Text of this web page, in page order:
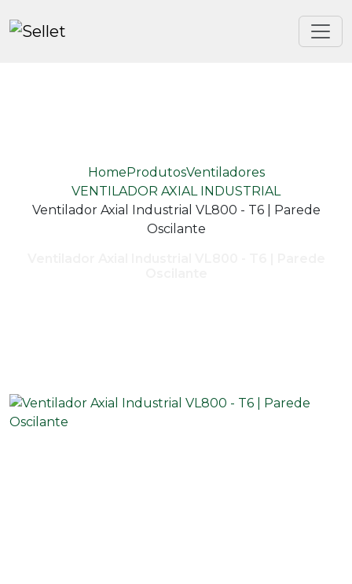
HomeProdutosVentiladores
VENTILADOR AXIAL INDUSTRIAL
Ventilador Axial Industrial VL800 - T6 | Parede
Oscilante